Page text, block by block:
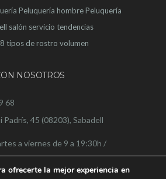
Peluquería hombrePeluquería
salón servicio tendencias
tipos de rostro volumen
NOSOTROS
68
Padrís, 45 (08203), Sabadell
a viernes de 9 a 19:30h /
15h
ofrecerte la mejor experiencia en